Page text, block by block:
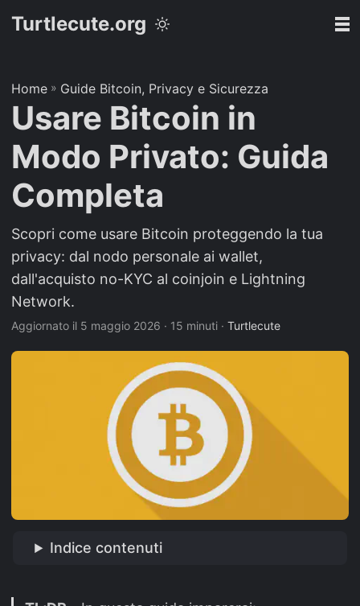
Turtlecute.org
Home » Guide Bitcoin, Privacy e Sicurezza
Usare Bitcoin in
Modo Privato: Guida
Completa
Scopri come usare Bitcoin proteggendo la tua
privacy: dal nodo personale ai wallet,
dall'acquisto no-KYC al coinjoin e Lightning
Network.
Aggiornato il 5 maggio 2026 · 15 minuti · Turtlecute
Indice contenuti